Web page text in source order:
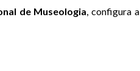
de Museologia, configura a